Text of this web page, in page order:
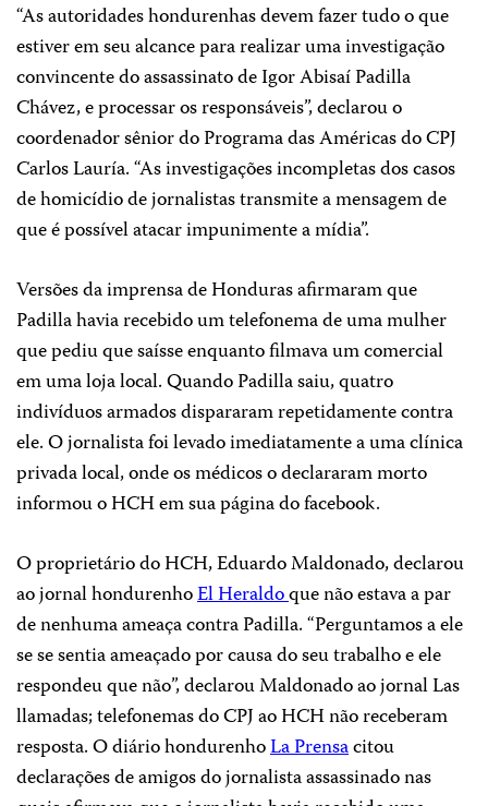
“As autoridades hondurenhas devem fazer tudo o que
estiver em seu alcance para realizar uma investigação
convincente do assassinato de Igor Abisaí Padilla
Chávez, e processar os responsáveis”, declarou o
coordenador sênior do Programa das Américas do CPJ
Carlos Lauría. “As investigações incompletas dos casos
de homicídio de jornalistas transmite a mensagem de
que é possível atacar impunimente a mídia”.
Versões da imprensa de Honduras afirmaram que
Padilla havia recebido um telefonema de uma mulher
que pediu que saísse enquanto filmava um comercial
em uma loja local. Quando Padilla saiu, quatro
indivíduos armados dispararam repetidamente contra
ele. O jornalista foi levado imediatamente a uma clínica
privada local, onde os médicos o declararam morto
informou o HCH em sua página do facebook.
O proprietário do HCH, Eduardo Maldonado, declarou
ao jornal hondurenhoEl Heraldoque não estava a par
de nenhuma ameaça contra Padilla. “Perguntamos a ele
se se sentia ameaçado por causa do seu trabalho e ele
respondeu que não”, declarou Maldonado ao jornal Las
llamadas; telefonemas do CPJ ao HCH não receberam
resposta. O diário hondurenhoLa Prensacitou
declarações de amigos do jornalista assassinado nas